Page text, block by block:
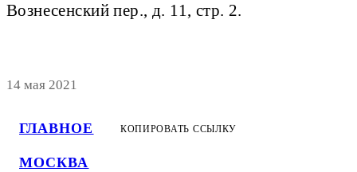
ГЛАВНОЕ
МОСКВА
Вознесенский пер., д. 11, стр. 2.
14 мая 2021
КОПИРОВАТЬ ССЫЛКУ